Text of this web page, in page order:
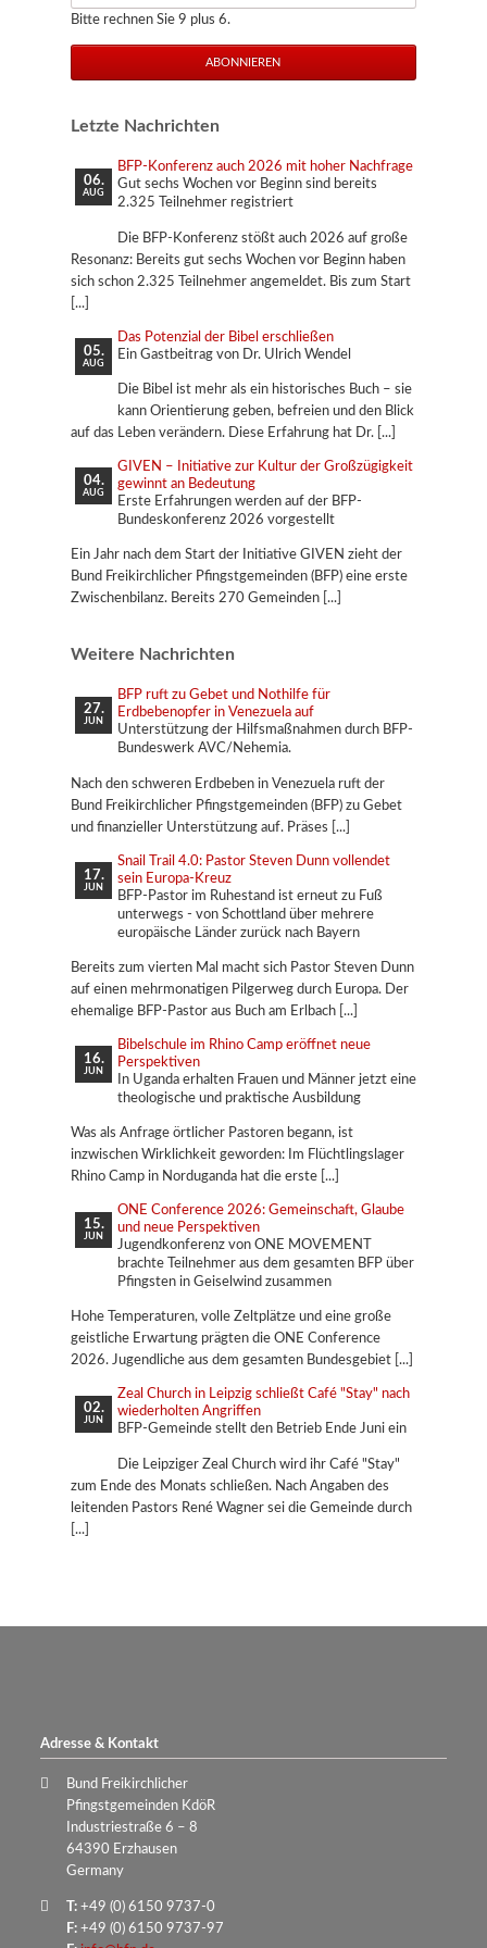
Bitte rechnen Sie 9 plus 6.
ABONNIEREN
Letzte Nachrichten
06.
AUG
BFP-Konferenz auch 2026 mit hoher Nachfrage
Gut sechs Wochen vor Beginn sind bereits
2.325 Teilnehmer registriert
Die BFP-Konferenz stößt auch 2026 auf große
Resonanz: Bereits gut sechs Wochen vor Beginn haben
sich schon 2.325 Teilnehmer angemeldet. Bis zum Start
05.
AUG
Das Potenzial der Bibel erschließen
Ein Gastbeitrag von Dr. Ulrich Wendel
Die Bibel ist mehr als ein historisches Buch – sie
kann Orientierung geben, befreien und den Blick
auf das Leben verändern. Diese Erfahrung hat Dr.
04.
AUG
GIVEN – Initiative zur Kultur der Großzügigkeit
gewinnt an Bedeutung
Erste Erfahrungen werden auf der BFP-
Bundeskonferenz 2026 vorgestellt
Ein Jahr nach dem Start der Initiative GIVEN zieht der
Bund Freikirchlicher Pfingstgemeinden (BFP) eine erste
Zwischenbilanz. Bereits 270 Gemeinden
Weitere Nachrichten
27.
JUN
BFP ruft zu Gebet und Nothilfe für
Erdbebenopfer in Venezuela auf
Unterstützung der Hilfsmaßnahmen durch BFP-
Bundeswerk AVC/Nehemia.
Nach den schweren Erdbeben in Venezuela ruft der
Bund Freikirchlicher Pfingstgemeinden (BFP) zu Gebet
und finanzieller Unterstützung auf. Präses
17.
JUN
Snail Trail 4.0: Pastor Steven Dunn vollendet
sein Europa-Kreuz
BFP-Pastor im Ruhestand ist erneut zu Fuß
unterwegs - von Schottland über mehrere
europäische Länder zurück nach Bayern
Bereits zum vierten Mal macht sich Pastor Steven Dunn
auf einen mehrmonatigen Pilgerweg durch Europa. Der
ehemalige BFP-Pastor aus Buch am Erlbach
16.
JUN
Bibelschule im Rhino Camp eröffnet neue
Perspektiven
In Uganda erhalten Frauen und Männer jetzt eine
theologische und praktische Ausbildung
Was als Anfrage örtlicher Pastoren begann, ist
inzwischen Wirklichkeit geworden: Im Flüchtlingslager
Rhino Camp in Norduganda hat die erste
15.
JUN
ONE Conference 2026: Gemeinschaft, Glaube
und neue Perspektiven
Jugendkonferenz von ONE MOVEMENT
brachte Teilnehmer aus dem gesamten BFP über
Pfingsten in Geiselwind zusammen
Hohe Temperaturen, volle Zeltplätze und eine große
geistliche Erwartung prägten die ONE Conference
2026. Jugendliche aus dem gesamten Bundesgebiet
02.
JUN
Zeal Church in Leipzig schließt Café "Stay" nach
wiederholten Angriffen
BFP-Gemeinde stellt den Betrieb Ende Juni ein
Die Leipziger Zeal Church wird ihr Café "Stay"
zum Ende des Monats schließen. Nach Angaben des
leitenden Pastors René Wagner sei die Gemeinde durch
Adresse & Kontakt
Bund Freikirchlicher
Pfingstgemeinden KdöR
Industriestraße 6 – 8
64390 Erzhausen
Germany
T: +49 (0) 6150 9737-0
F: +49 (0) 6150 9737-97